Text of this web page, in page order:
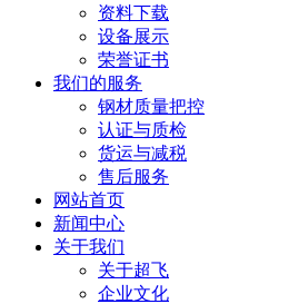
资料下载
设备展示
荣誉证书
我们的服务
钢材质量把控
认证与质检
货运与减税
售后服务
网站首页
新闻中心
关于我们
关于超飞
企业文化